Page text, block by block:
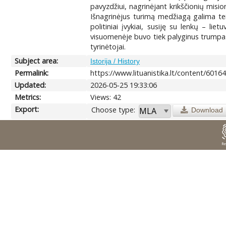
pavyzdžiui, nagrinėjant krikščionių
Išnagrinėjus turimą medžiagą galima
politiniai įvykiai, susiję su lenkų –
visuomenėje buvo tiek palyginus
tyrinėtojai.
Subject area:
Istorija / History
Permalink:
https://www.lituanistika.lt/content/60164
Updated:
2026-05-25 19:33:06
Metrics:
Views: 42
Export:
Choose type: Download